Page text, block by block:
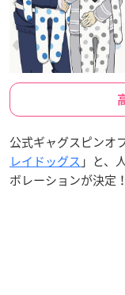
公式ギャグスピンオ
レイドッグス 」と、
ボレーションが決定！